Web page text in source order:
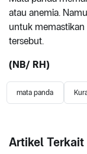
atau anemia.
untuk
tersebut.
(NB/ RH)
mata panda
Artikel Terkait